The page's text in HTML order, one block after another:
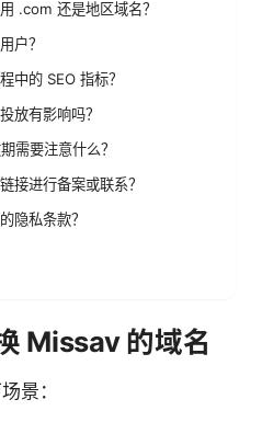
.com 还是地区域名？
户？
中的 SEO 指标？
放有影响吗？
需要注意什么？
接进行备案或联系？
隐私条款？
Missav 的域名
景：